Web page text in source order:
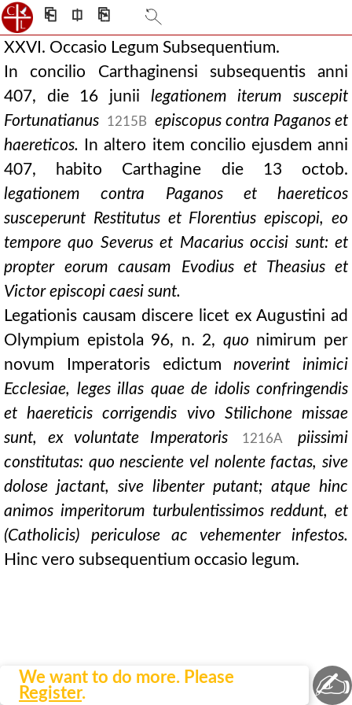
⎗ ⎅ ⎘
We want to do more. Please
Register.
XXVI. Occasio Legum Subsequentium.
In concilio Carthaginensi subsequentis anni
407, die 16 junii legationem iterum suscepit
Fortunatianus
1215B
episcopus contra Paganos et
haereticos. In altero item concilio ejusdem anni
407, habito Carthagine die 13 octob.
legationem contra Paganos et haereticos
susceperunt Restitutus et Florentius episcopi, eo
tempore quo Severus et Macarius occisi sunt: et
propter eorum causam Evodius et Theasius et
Victor episcopi caesi sunt.
Legationis causam discere licet ex Augustini ad
Olympium epistola 96, n. 2, quo nimirum per
novum Imperatoris edictumnoverint inimici
Ecclesiae, leges illas quae de idolis confringendis
et haereticis corrigendis vivo Stilichone missae
sunt, ex voluntate Imperatoris
1216A
piissimi
constitutas: quo nesciente vel nolente factas, sive
dolose jactant, sive libenter putant; atque hinc
animos imperitorum turbulentissimos reddunt, et
(Catholicis) periculose ac vehementer infestos.
Hinc vero subsequentium occasio legum.
✍